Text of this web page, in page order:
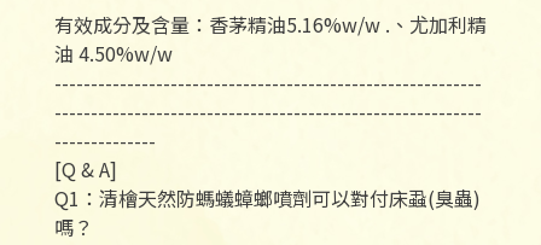
有效成分及含量：香茅精油5.16%w/w .、尤加利精
油 4.50%w/w
-----------------------------------------------------------
-----------------------------------------------------------
--------------
[Q & A]
Q1：清檜天然防螞蟻蟑螂噴劑可以對付床蝨(臭蟲)
嗎？